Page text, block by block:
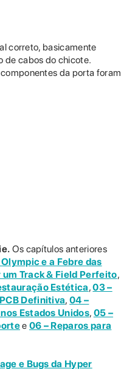
correto, basicamente
de cabos do chicote.
da porta foram
Os capítulos anteriores
e a Febre das
um Track & Field Perfeito,
Estética,03 –
Definitiva,04 –
Estados Unidos, 05 –
e 06 ­– Reparos para
e Bugs da Hyper